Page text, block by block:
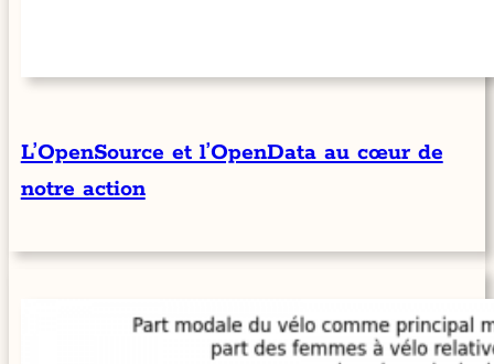
L’OpenSource et l’OpenData au cœur de
notre action